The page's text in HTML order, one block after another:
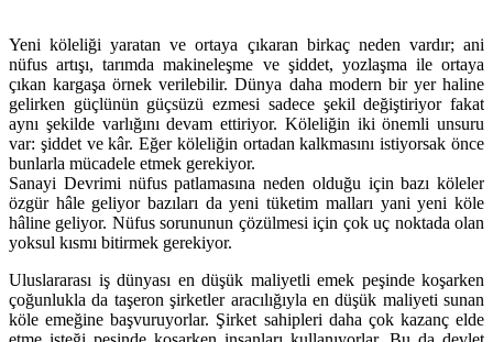
Yeni köleliği yaratan ve ortaya çıkaran birkaç neden vardır; ani
nüfus artışı, tarımda makineleşme ve şiddet, yozlaşma ile ortaya
çıkan kargaşa örnek verilebilir. Dünya daha modern bir yer haline
gelirken güçlünün güçsüzü ezmesi sadece şekil değiştiriyor fakat
aynı şekilde varlığını devam ettiriyor. Köleliğin iki önemli unsuru
var: şiddet ve kâr. Eğer köleliğin ortadan kalkmasını istiyorsak önce
bunlarla mücadele etmek gerekiyor.
Sanayi Devrimi nüfus patlamasına neden olduğu için bazı köleler
özgür hâle geliyor bazıları da yeni tüketim malları yani yeni köle
hâline geliyor. Nüfus sorununun çözülmesi için çok uç noktada olan
yoksul kısmı bitirmek gerekiyor.
Uluslararası iş dünyası en düşük maliyetli emek peşinde koşarken
çoğunlukla da taşeron şirketler aracılığıyla en düşük maliyeti sunan
köle emeğine başvuruyorlar. Şirket sahipleri daha çok kazanç elde